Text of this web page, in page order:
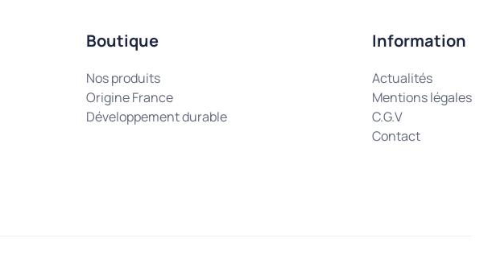
Boutique
Nos produits
Origine France
Développement durable
Information
Actualités
Mentions légales
C.G.V
Contact